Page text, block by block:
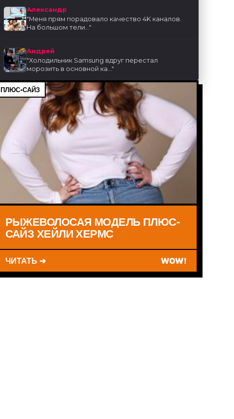
Александр
"Меня прям порадовало качество 4K каналов.
На большом тели..."
Андрей
"Холодильник Samsung вдруг перестал
морозить в основной ка..."
ПЛЮС-САЙЗ
РЫЖЕВОЛОСАЯ МОДЕЛЬ ПЛЮС-
САЙЗ ХЕЙЛИ ХЕРМС
ЧИТАТЬ ➔ WOW!